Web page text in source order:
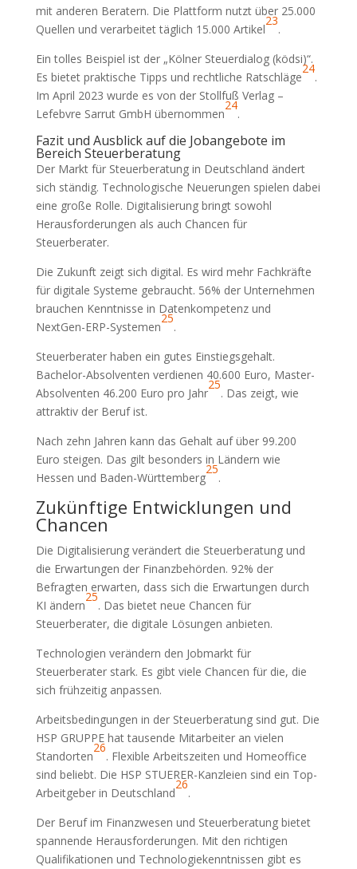
mit anderen Beratern. Die Plattform nutzt über 25.000
Quellen und verarbeitet täglich 15.000 Artikel
23
.
Ein tolles Beispiel ist der „Kölner Steuerdialog (ködsi)“.
Es bietet praktische Tipps und rechtliche Ratschläge
24
.
Im April 2023 wurde es von der Stollfuß Verlag –
Lefebvre Sarrut GmbH übernommen
24
.
Fazit und Ausblick auf die Jobangebote im
Bereich Steuerberatung
Der Markt für Steuerberatung in Deutschland ändert
sich ständig. Technologische Neuerungen spielen dabei
eine große Rolle. Digitalisierung bringt sowohl
Herausforderungen als auch Chancen für
Steuerberater.
Die Zukunft zeigt sich digital. Es wird mehr Fachkräfte
für digitale Systeme gebraucht. 56% der Unternehmen
brauchen Kenntnisse in Datenkompetenz und
NextGen-ERP-Systemen
25
.
Steuerberater haben ein gutes Einstiegsgehalt.
Bachelor-Absolventen verdienen 40.600 Euro, Master-
Absolventen 46.200 Euro pro Jahr
25
. Das zeigt, wie
attraktiv der Beruf ist.
Nach zehn Jahren kann das Gehalt auf über 99.200
Euro steigen. Das gilt besonders in Ländern wie
Hessen und Baden-Württemberg
25
.
Zukünftige Entwicklungen und
Chancen
Die Digitalisierung verändert die Steuerberatung und
die Erwartungen der Finanzbehörden. 92% der
Befragten erwarten, dass sich die Erwartungen durch
KI ändern
25
. Das bietet neue Chancen für
Steuerberater, die digitale Lösungen anbieten.
Technologien verändern den Jobmarkt für
Steuerberater stark. Es gibt viele Chancen für die, die
sich frühzeitig anpassen.
Arbeitsbedingungen in der Steuerberatung sind gut. Die
HSP GRUPPE hat tausende Mitarbeiter an vielen
Standorten
26
. Flexible Arbeitszeiten und Homeoffice
sind beliebt. Die HSP STUERER-Kanzleien sind ein Top-
Arbeitgeber in Deutschland
26
.
Der Beruf im Finanzwesen und Steuerberatung bietet
spannende Herausforderungen. Mit den richtigen
Qualifikationen und Technologiekenntnissen gibt es